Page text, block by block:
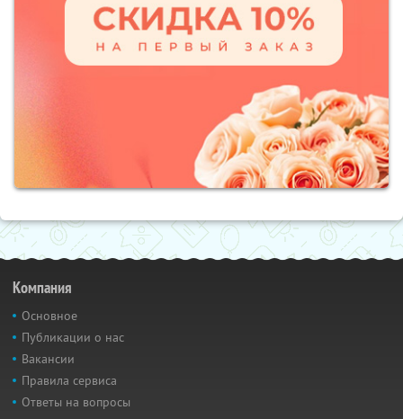
Компания
Основное
Публикации о нас
Вакансии
Правила сервиса
Ответы на вопросы